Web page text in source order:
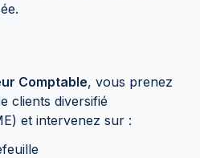
Comptable, vous prenez
clients diversifié
et intervenez sur :